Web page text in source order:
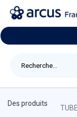
Des produits